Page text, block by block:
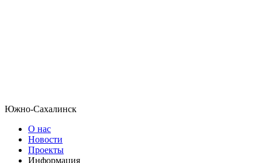
Южно-Сахалинск
О нас
Новости
Проекты
Информация